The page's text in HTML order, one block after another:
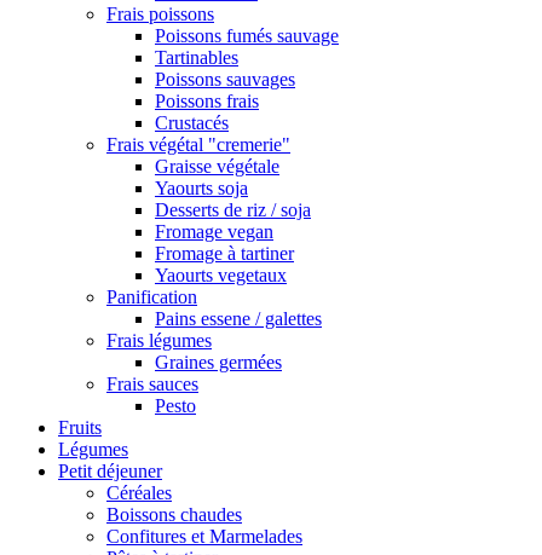
Frais poissons
Poissons fumés sauvage
Tartinables
Poissons sauvages
Poissons frais
Crustacés
Frais végétal "cremerie"
Graisse végétale
Yaourts soja
Desserts de riz / soja
Fromage vegan
Fromage à tartiner
Yaourts vegetaux
Panification
Pains essene / galettes
Frais légumes
Graines germées
Frais sauces
Pesto
Fruits
Légumes
Petit déjeuner
Céréales
Boissons chaudes
Confitures et Marmelades